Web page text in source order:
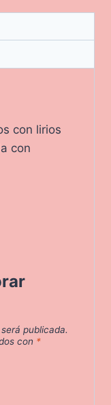
con lirios
con
publicada.
con *